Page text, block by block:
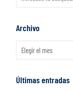
Archivo
Últimas entradas